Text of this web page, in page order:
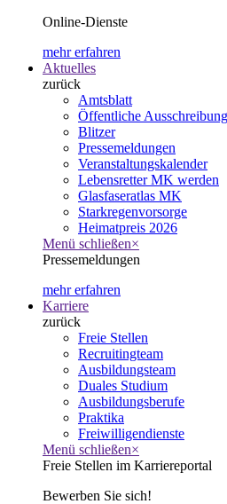
Online-Dienste
mehr erfahren
Aktuelles
zurück
Amtsblatt
Öffentliche
Blitzer
Pressemeldungen
Veranstaltungskalender
Lebensretter MK werden
Glasfaseratlas MK
Starkregenvorsorge
Heimatpreis 2026
Menü schließen×
Pressemeldungen
mehr erfahren
Karriere
zurück
Freie Stellen
Recruitingteam
Ausbildungsteam
Duales Studium
Ausbildungsberufe
Praktika
Freiwilligendienste
Menü schließen×
Freie Stellen im Karriereportal
Bewerben Sie sich!